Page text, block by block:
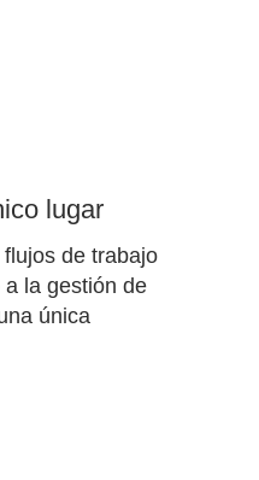
lugar
de trabajo
la gestión de
única